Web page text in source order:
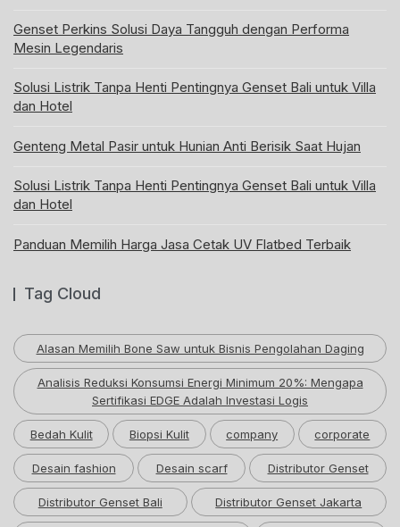
Genset Perkins Solusi Daya Tangguh dengan Performa
Mesin Legendaris
Solusi Listrik Tanpa Henti Pentingnya Genset Bali untuk Villa
dan Hotel
Genteng Metal Pasir untuk Hunian Anti Berisik Saat Hujan
Solusi Listrik Tanpa Henti Pentingnya Genset Bali untuk Villa
dan Hotel
Panduan Memilih Harga Jasa Cetak UV Flatbed Terbaik
Tag Cloud
Alasan Memilih Bone Saw untuk Bisnis Pengolahan Daging
Analisis Reduksi Konsumsi Energi Minimum 20%: Mengapa
Sertifikasi EDGE Adalah Investasi Logis
Bedah Kulit Biopsi Kulit company corporate
Desain fashion Desain scarf Distributor Genset
Distributor Genset Bali Distributor Genset Jakarta